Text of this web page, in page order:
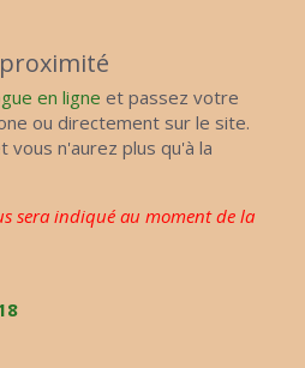
en ligne et passez votre
ou directement sur le site.
vous n'aurez plus qu'à la
sera indiqué au moment de la